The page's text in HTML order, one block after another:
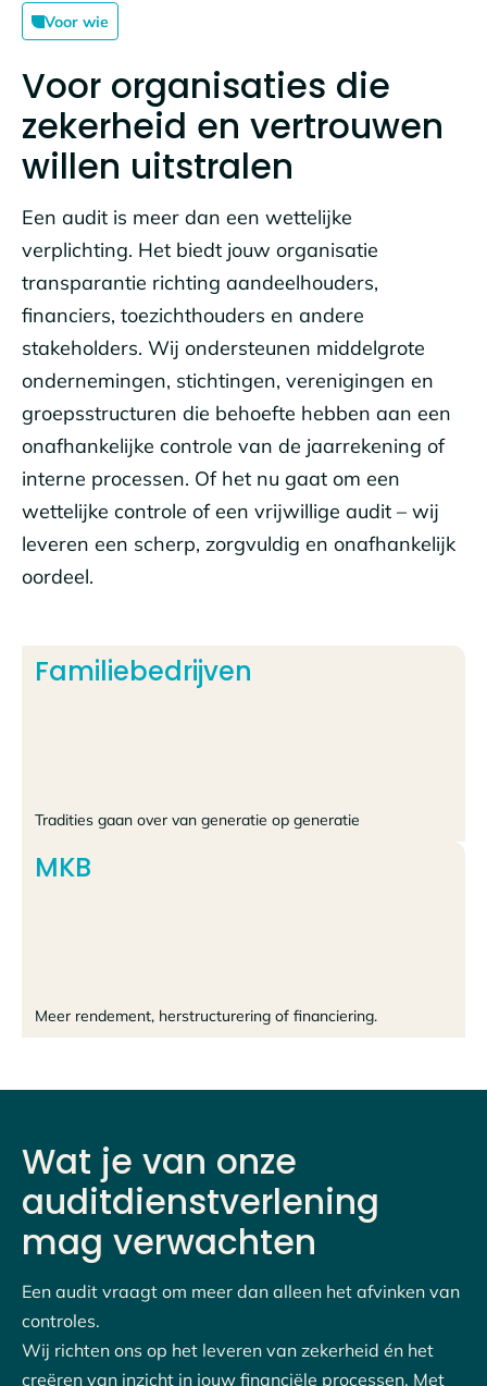
Voor wie
Voor organisaties die
zekerheid en vertrouwen
willen uitstralen
Een audit is meer dan een wettelijke
verplichting. Het biedt jouw organisatie
transparantie richting aandeelhouders,
financiers, toezichthouders en andere
stakeholders. Wij ondersteunen middelgrote
ondernemingen, stichtingen, verenigingen en
groepsstructuren die behoefte hebben aan een
onafhankelijke controle van de jaarrekening of
interne processen. Of het nu gaat om een
wettelijke controle of een vrijwillige audit – wij
leveren een scherp, zorgvuldig en onafhankelijk
oordeel.
Familiebedrijven
Tradities gaan over van generatie op generatie
MKB
Meer rendement, herstructurering of financiering.
Wat je van onze
auditdienstverlening
mag verwachten
Een audit vraagt om meer dan alleen het afvinken van
controles.
Wij richten ons op het leveren van zekerheid én het
creëren van inzicht in jouw financiële processen. Met